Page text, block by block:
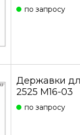
по запросу
Державки
2525 M16-03
по запросу